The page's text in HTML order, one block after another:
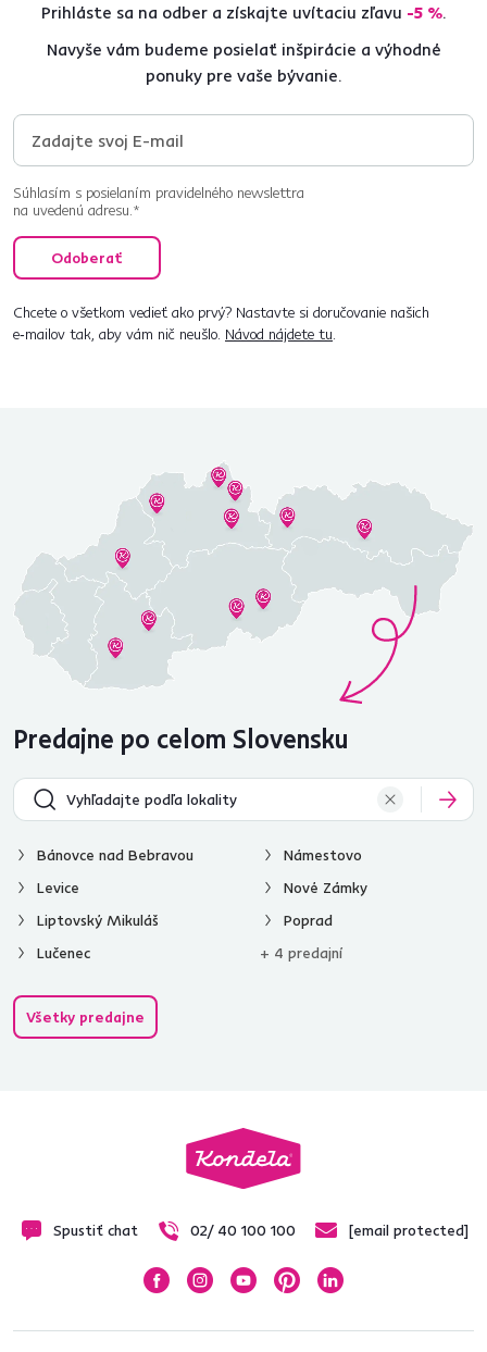
Prihláste sa na odber a získajte uvítaciu zľavu -5 %.
Navyše vám budeme posielať inšpirácie a výhodné
ponuky pre vaše bývanie.
Súhlasím s posielaním pravidelného newslettra
na uvedenú adresu.*
Odoberať
Chcete o všetkom vedieť ako prvý? Nastavte si doručovanie našich
e‑mailov tak, aby vám nič neušlo. Návod nájdete tu.
Predajne po celom Slovensku
Bánovce nad Bebravou
Levice
Liptovský Mikuláš
Lučenec
Námestovo
Nové Zámky
Poprad
+ 4 predajní
Všetky predajne
Spustiť chat 02/ 40 100 100 [email protected]